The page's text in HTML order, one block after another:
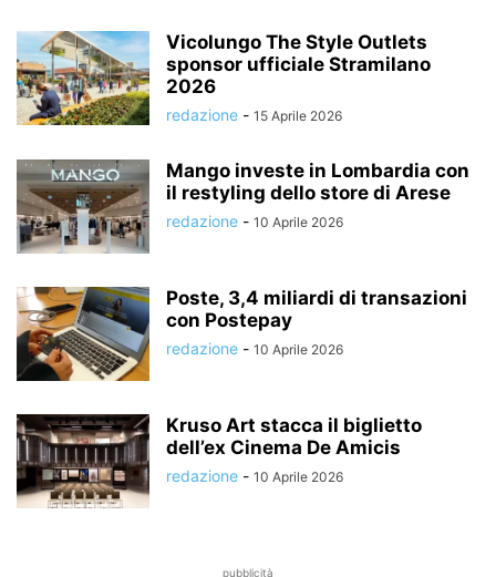
Vicolungo The Style Outlets
sponsor ufficiale Stramilano
2026
redazione - 15 Aprile 2026
Mango investe in Lombardia con
il restyling dello store di Arese
redazione - 10 Aprile 2026
Poste, 3,4 miliardi di transazioni
con Postepay
redazione - 10 Aprile 2026
Kruso Art stacca il biglietto
dell’ex Cinema De Amicis
redazione - 10 Aprile 2026
pubblicità